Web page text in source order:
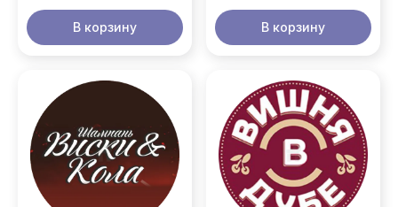
В корзину В корзину